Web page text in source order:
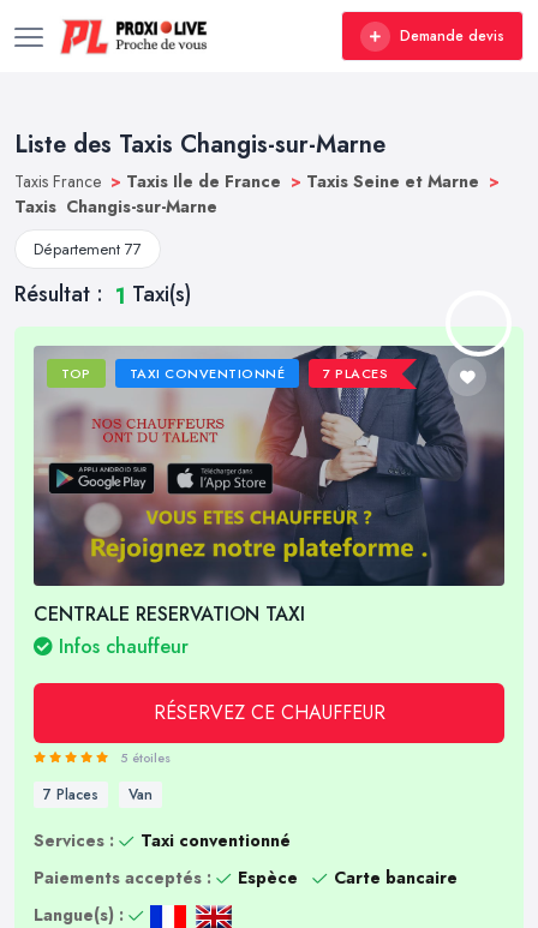
Demande devis
Liste des Taxis Changis-sur-Marne
Taxis France > Taxis Ile de France > Taxis Seine et Marne >
Taxis Changis-sur-Marne
Département 77
Résultat : 1 Taxi(s)
TOP TAXI CONVENTIONNÉ 7 PLACES
CENTRALE RESERVATION TAXI
Infos chauffeur
RÉSERVEZ CE CHAUFFEUR
5 étoiles
7 Places Van
Services :
Taxi conventionné
Paiements acceptés :
Espèce
Carte bancaire
Langue(s) :